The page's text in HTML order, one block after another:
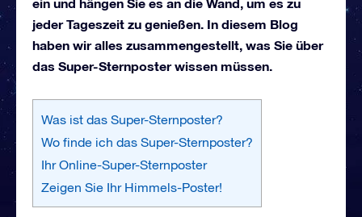
jeder Tageszeit zu genießen. In diesem Blog
haben wir alles zusammengestellt, was Sie über
das Super-Sternposter wissen müssen.
Was ist das Super-Sternposter?
Wo finde ich das Super-Sternposter?
Ihr Online-Super-Sternposter
Zeigen Sie Ihr Himmels-Poster!